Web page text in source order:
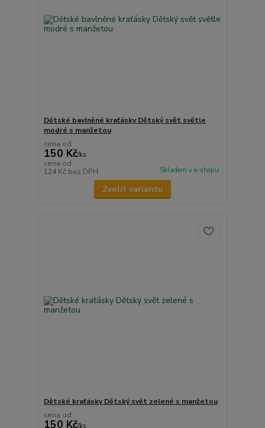
Dětské bavlněné kraťásky Dětský svět světle
modré s manžetou
cena od
150 Kč/ks
cena od
124 Kč bez DPH Skladem v e-shopu
Zvolit variantu
Dětské kraťásky Dětský svět zelené s manžetou
cena od
150 Kč/ks